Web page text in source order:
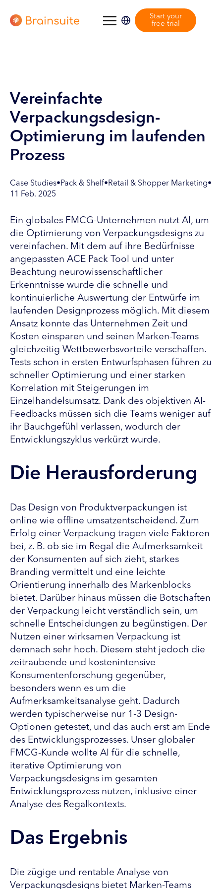
Start your
free trial
Vereinfachte
Verpackungsdesign-
Optimierung im laufenden
Prozess
Case Studies•Pack & Shelf•Retail & Shopper Marketing•
11 Feb. 2025
Ein globales FMCG-Unternehmen nutzt AI, um
die Optimierung von Verpackungsdesigns zu
vereinfachen. Mit dem auf ihre Bedürfnisse
angepassten ACE Pack Tool und unter
Beachtung neurowissenschaftlicher
Erkenntnisse wurde die schnelle und
kontinuierliche Auswertung der Entwürfe im
laufenden Designprozess möglich. Mit diesem
Ansatz konnte das Unternehmen Zeit und
Kosten einsparen und seinen Marken-Teams
gleichzeitig Wettbewerbsvorteile verschaffen.
Tests schon in ersten Entwurfsphasen führen zu
schneller Optimierung und einer starken
Korrelation mit Steigerungen im
Einzelhandelsumsatz. Dank des objektiven AI-
Feedbacks müssen sich die Teams weniger auf
ihr Bauchgefühl verlassen, wodurch der
Entwicklungszyklus verkürzt wurde.
Die Herausforderung
Das Design von Produktverpackungen ist
online wie offline umsatzentscheidend. Zum
Erfolg einer Verpackung tragen viele Faktoren
bei, z. B. ob sie im Regal die Aufmerksamkeit
der Konsumenten auf sich zieht, starkes
Branding vermittelt und eine leichte
Orientierung innerhalb des Markenblocks
bietet. Darüber hinaus müssen die Botschaften
der Verpackung leicht verständlich sein, um
schnelle Entscheidungen zu begünstigen. Der
Nutzen einer wirksamen Verpackung ist
demnach sehr hoch. Diesem steht jedoch die
zeitraubende und kostenintensive
Konsumentenforschung gegenüber,
besonders wenn es um die
Aufmerksamkeitsanalyse geht. Dadurch
werden typischerweise nur 1-3 Design-
Optionen getestet, und das auch erst am Ende
des Entwicklungsprozesses. Unser globaler
FMCG-Kunde wollte AI für die schnelle,
iterative Optimierung von
Verpackungsdesigns im gesamten
Entwicklungsprozess nutzen, inklusive einer
Analyse des Regalkontexts.
Das Ergebnis
Die zügige und rentable Analyse von
Verpackungsdesigns bietet Marken-Teams